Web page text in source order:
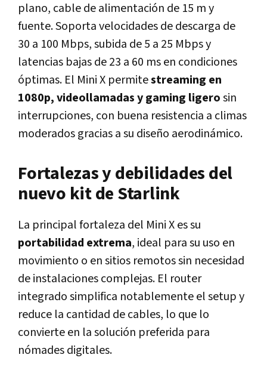
plano, cable de alimentación de 15 m y
fuente. Soporta velocidades de descarga de
30 a 100 Mbps, subida de 5 a 25 Mbps y
latencias bajas de 23 a 60 ms en condiciones
óptimas. El Mini X permitestreaming en
1080p, videollamadas y gaming ligerosin
interrupciones, con buena resistencia a climas
moderados gracias a su diseño aerodinámico.
Fortalezas y debilidades del
nuevo kit de Starlink
La principal fortaleza del Mini X es su
portabilidad extrema, ideal para su uso en
movimiento o en sitios remotos sin necesidad
de instalaciones complejas. El router
integrado simplifica notablemente el setup y
reduce la cantidad de cables, lo que lo
convierte en la solución preferida para
nómades digitales.